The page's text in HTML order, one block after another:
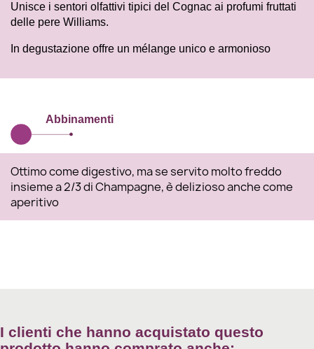
Unisce i sentori olfattivi tipici del Cognac ai profumi fruttati
delle pere Williams.
In degustazione offre un mélange unico e armonioso
Abbinamenti
Ottimo come digestivo, ma se servito molto freddo
insieme a 2/3 di Champagne, è delizioso anche come
aperitivo
I clienti che hanno acquistato questo